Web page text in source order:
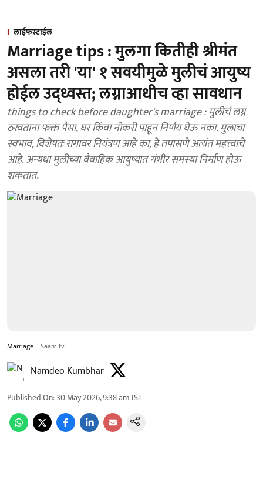
लाईफस्टाईल
Marriage tips : मुलगा कितीही श्रीमंत
असला तरी 'या' १ सवयीमुळे मुलीचं आयुष्य
होईल उद्ध्वस्त; लग्नाआधीच व्हा सावधान
things to check before daughter's marriage : मुलीचं लग्न
ठरवताना फक्त पैसा, घर किंवा नोकरी पाहून निर्णय घेऊ नका. मुलाचा
स्वभाव, विशेषतः रागावर नियंत्रण आहे का, हे तपासणे अत्यंत महत्त्वाचे
आहे. अन्यथा मुलीच्या वैवाहिक आयुष्यात गंभीर समस्या निर्माण होऊ
शकतात.
Marriage Saam tv
Namdeo Kumbhar
Published On:30 May 2026, 9:38 am IST